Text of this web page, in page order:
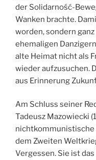
der Solidarność-
Wanken brachte.
worden, sondern
ehemaligen
alte Heimat nicht als
wieder aufzusuchen.
aus Erinnerung
Am Schluss seiner
Tadeusz Mazowiecki
nichtkommunistische
dem Zweiten
Vergessen. Sie ist